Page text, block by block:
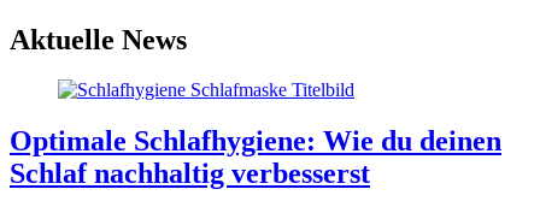
Aktuelle News
Optimale Schlafhygiene: Wie du deinen
Schlaf nachhaltig verbesserst